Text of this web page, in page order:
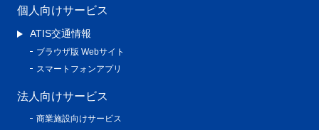
個人向けサービス
ATIS交通情報
ブラウザ版 Webサイト
スマートフォンアプリ
法人向けサービス
商業施設向けサービス